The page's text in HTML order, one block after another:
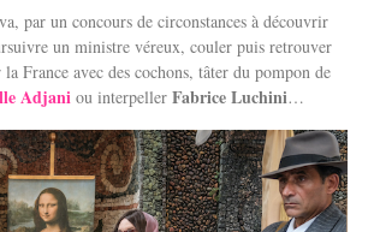
par un concours de circonstances à découvrir
un ministre véreux, couler puis retrouver
France avec des cochons, tâter du pompon de
Adjani ou interpellerFabrice Luchini…